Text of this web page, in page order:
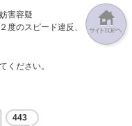
害容疑
度のスピード違反、
ください。
443